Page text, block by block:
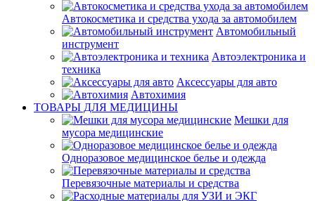
Автокосметика и средства ухода за автомобилем
Автомобильный
инструмент
Автоэлектроника и
техника
Аксессуары для авто
Автохимия
ТОВАРЫ ДЛЯ МЕДИЦИНЫ
Мешки для
мусора медицинские
Одноразовое медицинское белье и одежда
Перевязочные материалы и средства